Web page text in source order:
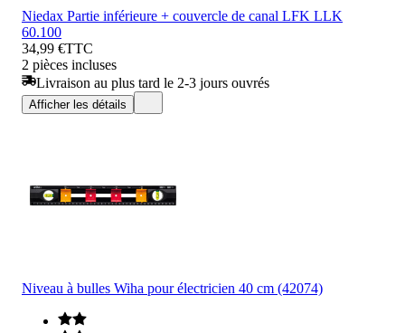
Niedax Partie inférieure + couvercle de canal LFK LLK
60.100
34,99 €TTC
2 pièces incluses
Livraison au plus tard le 2-3 jours ouvrés
Afficher les détails
Niveau à bulles Wiha pour électricien 40 cm (42074)